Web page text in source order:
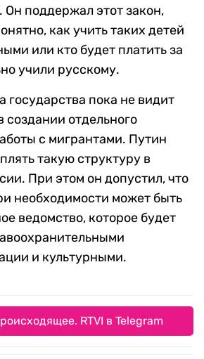
поддержал этот закон,
как учить таких детей
или кто будет платить за
учили русскому.
государства пока не видит
создании отдельного
с мигрантами. Путин
такую структуру в
При этом он допустил, что
необходимости может быть
ведомство, которое будет
и культурными.
RTVI в Telegram